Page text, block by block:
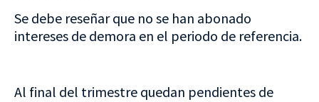
Se debe reseñar que no se han abonado
intereses de demora en el periodo de referencia.
Al final del trimestre quedan pendientes de